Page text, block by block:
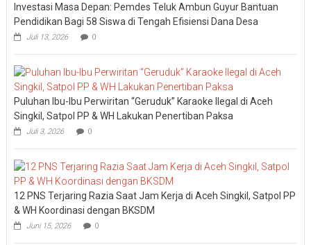
Investasi Masa Depan: Pemdes Teluk Ambun Guyur Bantuan
Pendidikan Bagi 58 Siswa di Tengah Efisiensi Dana Desa
Juli 13, 2026 0
Puluhan Ibu-Ibu Perwiritan “Geruduk” Karaoke Ilegal di Aceh
Singkil, Satpol PP & WH Lakukan Penertiban Paksa
Juli 3, 2026 0
12 PNS Terjaring Razia Saat Jam Kerja di Aceh Singkil, Satpol PP
& WH Koordinasi dengan BKSDM
Juni 15, 2026 0